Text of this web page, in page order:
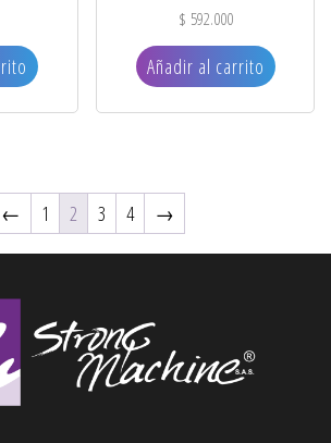
$ 592.000
Añadir al carrito
← 1 2 3 4 →